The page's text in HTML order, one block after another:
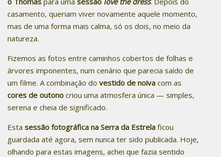
casamento, queriam viver novamente aquele momento,
mas de uma forma mais calma, só os dois, no meio da
natureza.
Fizemos as fotos entre caminhos cobertos de folhas e
árvores imponentes, num cenário que parecia saído de
um filme. A combinação do vestido de noiva com as
cores de outono criou uma atmosfera única — simples,
serena e cheia de significado.
Esta sessão fotográfica na Serra da Estrela ficou
guardada até agora, sem nunca ter sido publicada. Hoje,
olhando para estas imagens, achei que fazia sentido